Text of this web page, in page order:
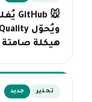
هيكلة صامتة
تحذير جديد